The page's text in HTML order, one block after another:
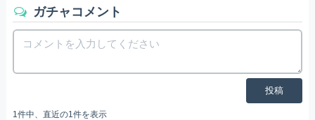
ガチャコメント
投稿
1件中、直近の1件を表示